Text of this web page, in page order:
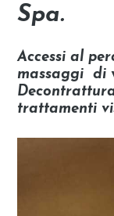
Spa.
Accessi al
massaggi di
trattamenti